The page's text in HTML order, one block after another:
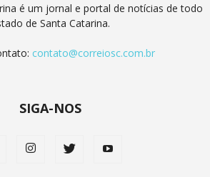
é um jornal e portal de notícias de todo
de Santa Catarina.
contato@correiosc.com.br
SIGA-NOS